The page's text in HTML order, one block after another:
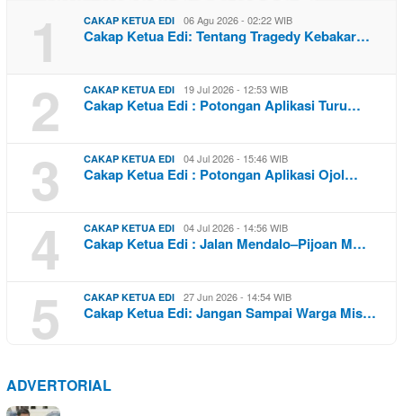
1 CAKAP KETUA EDI 06 Agu 2026 - 02:22 WIB
Cakap Ketua Edi: Tentang Tragedy Kebakar…
2 CAKAP KETUA EDI 19 Jul 2026 - 12:53 WIB
Cakap Ketua Edi : Potongan Aplikasi Turu…
3 CAKAP KETUA EDI 04 Jul 2026 - 15:46 WIB
Cakap Ketua Edi : Potongan Aplikasi Ojol…
4 CAKAP KETUA EDI 04 Jul 2026 - 14:56 WIB
Cakap Ketua Edi : Jalan Mendalo–Pijoan M…
5 CAKAP KETUA EDI 27 Jun 2026 - 14:54 WIB
Cakap Ketua Edi: Jangan Sampai Warga Mis…
ADVERTORIAL